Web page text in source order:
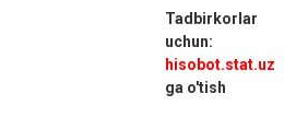
Tadbirkorlar
uchun:
hisobot.stat.uz
ga o'tish